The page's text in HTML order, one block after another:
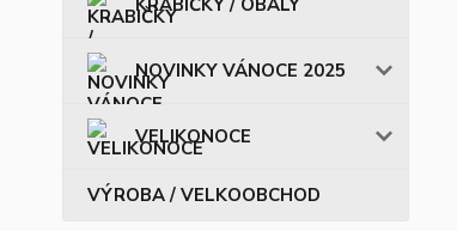
NOVINKY VÁNOCE 2025
VELIKONOCE
VÝROBA / VELKOOBCHOD